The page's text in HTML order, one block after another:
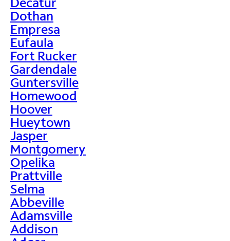
Dothan
Empresa
Eufaula
Fort Rucker
Gardendale
Guntersville
Homewood
Hoover
Hueytown
Jasper
Montgomery
Opelika
Prattville
Selma
Abbeville
Adamsville
Addison